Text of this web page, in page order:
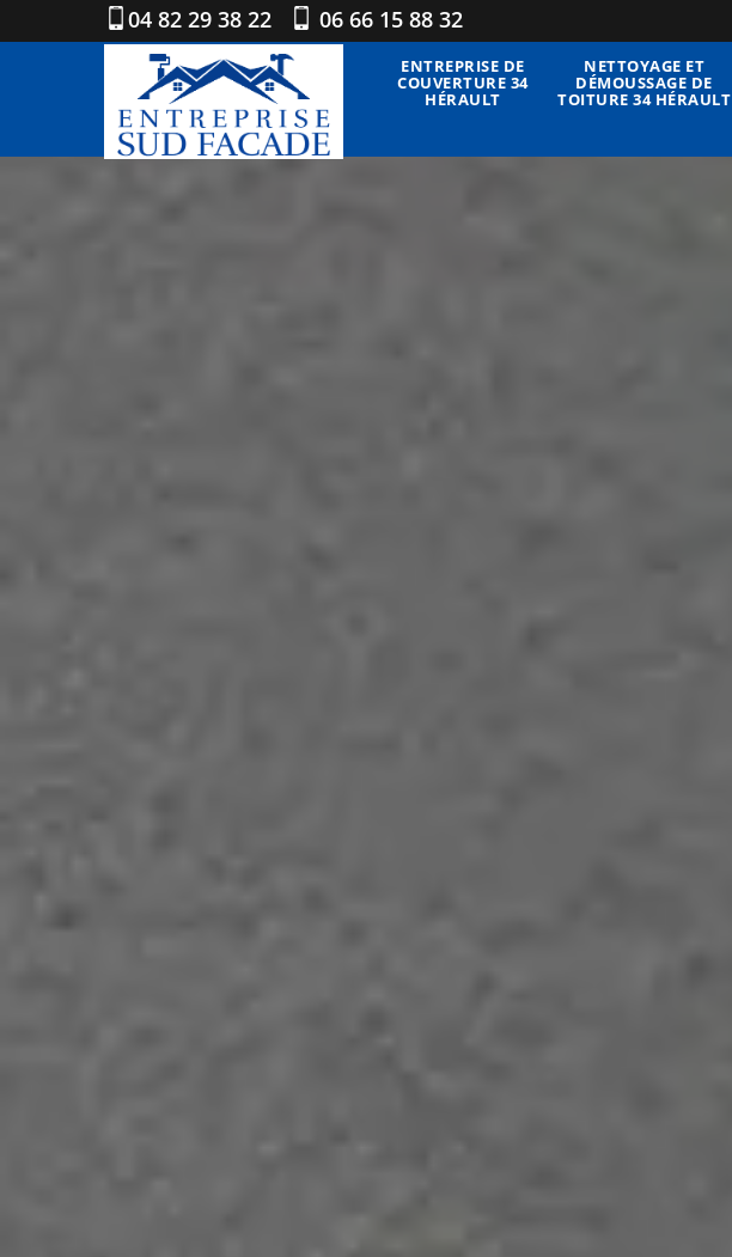
04 82 29 38 22 06 66 15 88 32
ENTREPRISE DE
COUVERTURE 34
HÉRAULT
NETTOYAGE ET
DÉMOUSSAGE DE
TOITURE 34 HÉRAULT